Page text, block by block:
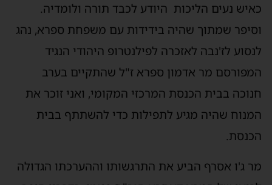
כאיש נעים הליכות היודע לכבד תורה ולומדיה.
וסיפר שמתוך שהיה בידידות עם משפחת ספרא, נהג
לנסוע לז'נבה לאזכרה לפילנטרופ היהודי הנגיד
המפורסם מר אדמון ספרא ז"ל שהתקיים בערב
חנוכה בבית הכנסת המרכזי המקומי, ואני זוכר את
המנוח שהיה מגיע לתפילות כדי להשתתף בבית
הכנסת.
מר ג'ו אסרף הביע את התרגשותו וההערכתו הגדולה